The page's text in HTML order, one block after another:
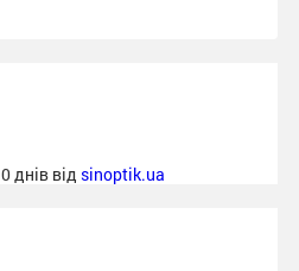
днів від sinoptik.ua